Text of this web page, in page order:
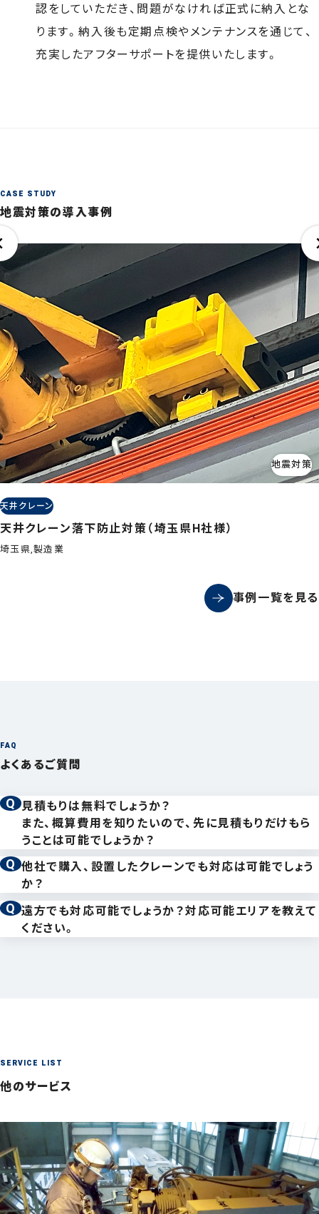
認をしていただき、問題がなければ正式に納入とな
ります。納入後も定期点検やメンテナンスを通じて、
充実したアフターサポートを提供いたします。
CASE STUDY
地震対策の導入事例
地震対策
天井クレーン
天井クレーン落下防止対策（埼玉県H社様）
埼玉県,製造業
事例一覧を見る
FAQ
よくあるご質問
見積もりは無料でしょうか？
また、概算費用を知りたいので、先に見積もりだけもら
うことは可能でしょうか？
はい、お見積もりは無料です。場所や内容によっては、
費用やお時間を頂戴するケースもありますので、まずは
お気軽にご連絡くださいませ。
提示することも可能です。
他社で購入、設置したクレーンでも対応は可能でしょう
か？
はい、ご対応可能です。他社様にて購入・設置された天
井クレーン、ホイストクレーンであっても、お気軽にご相
遠方でも対応可能でしょうか？対応可能エリアを教えて
ください。
SERVICE LIST
他のサービス